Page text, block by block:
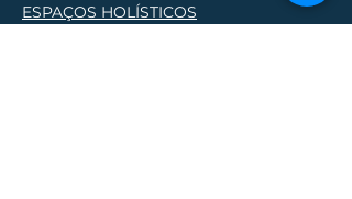
ESPAÇOS HOLÍSTICOS